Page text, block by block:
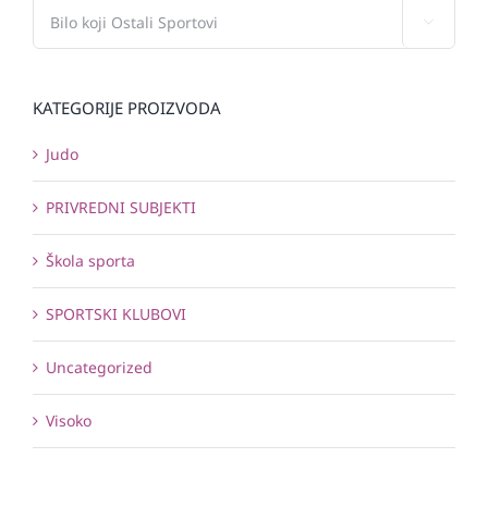
KATEGORIJE PROIZVODA
Judo
PRIVREDNI SUBJEKTI
Škola sporta
SPORTSKI KLUBOVI
Uncategorized
Visoko